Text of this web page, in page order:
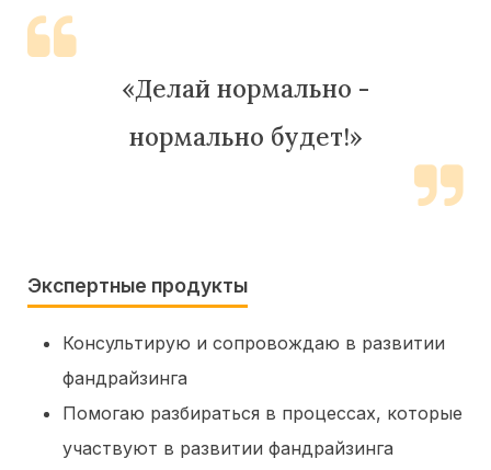
«Делай нормально -
нормально будет!»
Экспертные продукты
Консультирую и сопровождаю в развитии
фандрайзинга
Помогаю разбираться в процессах, которые
участвуют в развитии фандрайзинга